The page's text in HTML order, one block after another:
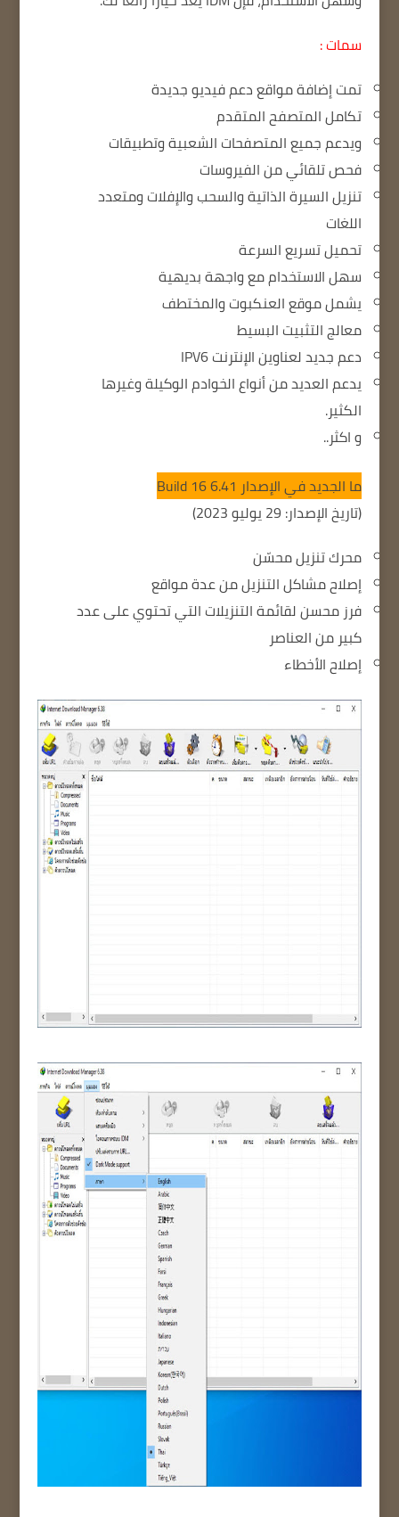
سمات :
تمت إضافة مواقع دعم فيديو جديدة
تكامل المتصفح المتقدم
ويدعم جميع المتصفحات الشعبية وتطبيقات
فحص تلقائي من الفيروسات
تنزيل السيرة الذاتية والسحب والإفلات ومتعدد
اللغات
تحميل تسريع السرعة
سهل الاستخدام مع واجهة بديهية
يشمل موقع العنكبوت والمختطف
معالج التثبيت البسيط
دعم جديد لعناوين الإنترنت IPV6
يدعم العديد من أنواع الخوادم الوكيلة وغيرها
الكثير.
و اكثر..
ما الجديد في الإصدار 6.41 Build 16
(تاريخ الإصدار: 29 يوليو 2023)
محرك تنزيل محسّن
إصلاح مشاكل التنزيل من عدة مواقع
فرز محسن لقائمة التنزيلات التي تحتوي على عدد
كبير من العناصر
إصلاح الأخطاء